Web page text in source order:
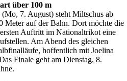
über 100 m
7. August) steht Miltschus ab
Meter auf der Bahn. Dort möchte die
Auftritt im Nationaltrikot eine
Am Abend des gleichen
hoffentlich mit Joelina
Finale geht am Dienstag, 8.